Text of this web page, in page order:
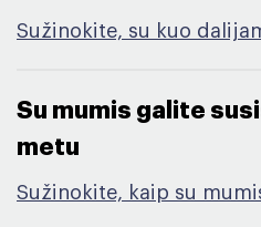
Sužinokite, su kuo
Su mumis galite
metu ​
Sužinokite, kaip su